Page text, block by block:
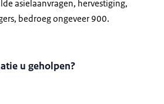
asielaanvragen, hervestiging,
bedroeg ongeveer 900.
u geholpen?